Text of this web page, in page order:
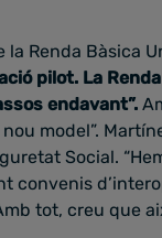
la Renda Bàsica
pilot. La
endavant”.
model”.
Social.
convenis
tot, creu que